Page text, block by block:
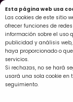
Esta página web usa
Las cookies de este sitio
ofrecer funciones de
información sobre el uso
publicidad y análisis
haya proporcionado o
servicios.
Si rechazas, no se hará
usará una sola cookie
seguimiento.
Ir
al
contenido